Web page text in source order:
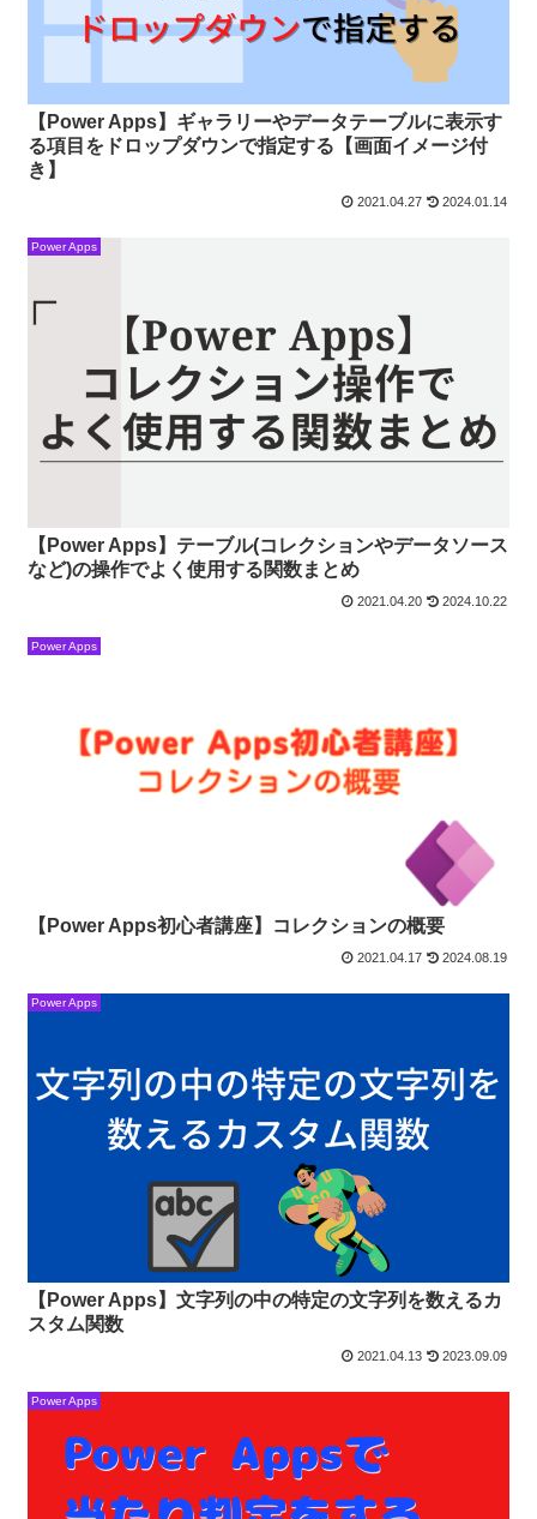
【Power Apps】ギャラリーやデータテーブルに表示す
る項目をドロップダウンで指定する【画面イメージ付
き】
2021.04.27 2024.01.14
Power Apps
【Power Apps】テーブル(コレクションやデータソース
など)の操作でよく使用する関数まとめ
2021.04.20 2024.10.22
Power Apps
【Power Apps初心者講座】コレクションの概要
2021.04.17 2024.08.19
Power Apps
【Power Apps】文字列の中の特定の文字列を数えるカ
スタム関数
2021.04.13 2023.09.09
Power Apps